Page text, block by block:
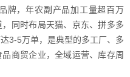
牌，年农副产品加工量超百万
同时布局天猫、京东、拼多多
3-5万单，是典型的多工厂、多
商贸企业，全域运营、库存周